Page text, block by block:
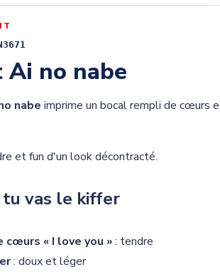
no nabe
nabe imprime un bocal rempli de cœurs
et fun d'un look décontracté.
tu vas le kiffer
cœurs « I love you »: tendre
: doux et léger